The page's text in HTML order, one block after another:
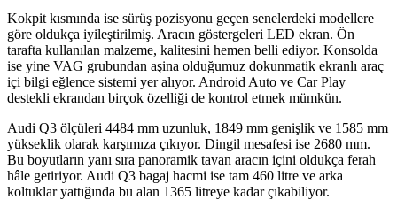
Kokpit kısmında ise sürüş pozisyonu geçen senelerdeki modellere
göre oldukça iyileştirilmiş. Aracın göstergeleri LED ekran. Ön
tarafta kullanılan malzeme, kalitesini hemen belli ediyor. Konsolda
ise yine VAG grubundan aşina olduğumuz dokunmatik ekranlı araç
içi bilgi eğlence sistemi yer alıyor. Android Auto ve Car Play
destekli ekrandan birçok özelliği de kontrol etmek mümkün.
Audi Q3 ölçüleri 4484 mm uzunluk, 1849 mm genişlik ve 1585 mm
yükseklik olarak karşımıza çıkıyor. Dingil mesafesi ise 2680 mm.
Bu boyutların yanı sıra panoramik tavan aracın içini oldukça ferah
hâle getiriyor. Audi Q3 bagaj hacmi ise tam 460 litre ve arka
koltuklar yattığında bu alan 1365 litreye kadar çıkabiliyor.